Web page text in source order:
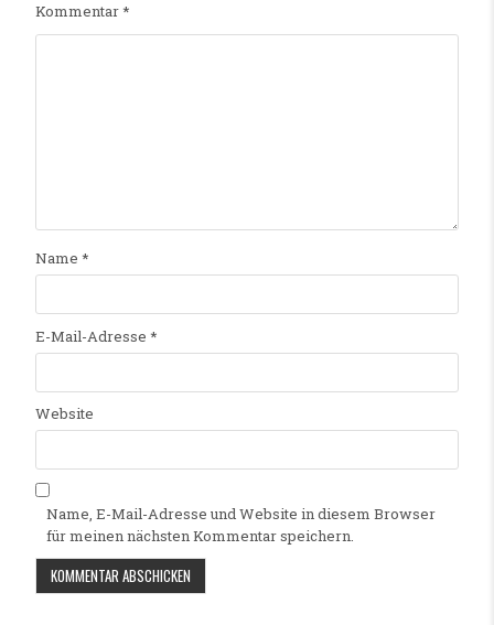
Kommentar*
Name *
E-Mail-Adresse *
Website
Name, E-Mail-Adresse und Website in diesem Browser
für meinen nächsten Kommentar speichern.